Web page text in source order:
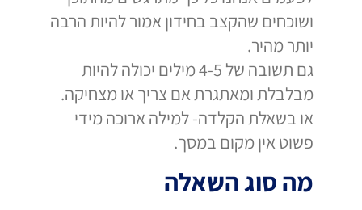
ושוכחים שהקצב בחידון אמור להיות הרבה
יותר מהיר.
גם תשובה של 4-5 מילים יכולה להיות
מבלבלת ומאתגרת אם צריך או מצחיקה.
או בשאלת הקלדה- למילה ארוכה מידי
פשוט אין מקום במסך.
מה סוג השאלה